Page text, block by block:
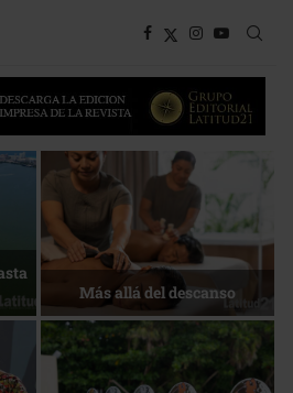
la
Energía que Impulsa la
competitividad